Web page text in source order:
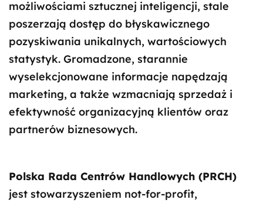
możliwościami sztucznej inteligencji, stale
poszerzają dostęp do błyskawicznego
pozyskiwania unikalnych, wartościowych
statystyk. Gromadzone, starannie
wyselekcjonowane informacje napędzają
marketing, a także wzmacniają sprzedaż i
efektywność organizacyjną klientów oraz
partnerów biznesowych.
Polska Rada Centrów Handlowych (PRCH)
jest stowarzyszeniem not-for-profit,